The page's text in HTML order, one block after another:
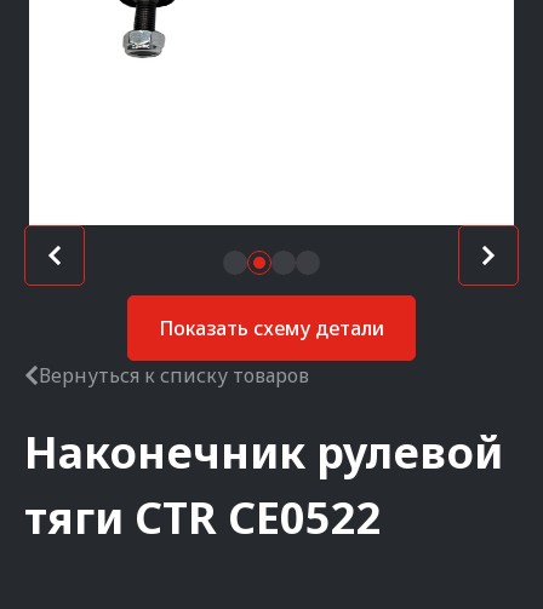
Показать схему детали
Вернуться к списку товаров
Наконечник рулевой
тяги CTR CE0522